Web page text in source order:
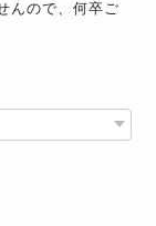
んので、何卒ご